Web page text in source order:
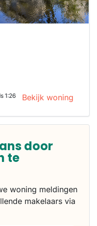
1:26 Bekijk woning
door
te
woning meldingen
makelaars via